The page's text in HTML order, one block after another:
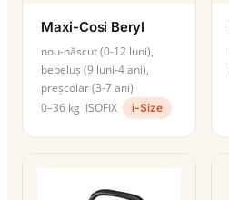
Maxi-Cosi Beryl
nou-născut (0-12 luni),
bebeluș (9 luni-4 ani),
preșcolar (3-7 ani)
0–36 kg ISOFIX i-Size